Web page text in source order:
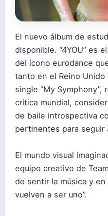
El nuevo álbum de
disponible. “4YOU” es
del ícono eurodance
tanto en el Reino Unido
single “My Symphony”,
crítica mundial,
de baile introspectiva
pertinentes para seguir
El mundo visual
equipo creativo de
de sentir la música y en
vuelven a ser uno”.